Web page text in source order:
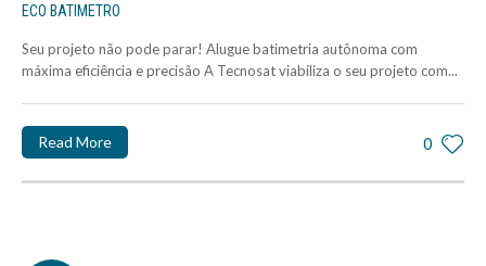
ECO BATIMETRO
Seu projeto não pode parar! Alugue batimetria autônoma com
máxima eficiência e precisão A Tecnosat viabiliza o seu projeto com...
0
Read More